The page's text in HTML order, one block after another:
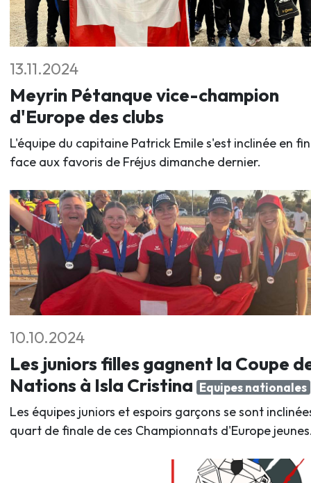
13.11.2024
Meyrin Pétanque vice-champion
d'Europe des clubs
L'équipe du capitaine Patrick Emile s'est inclinée en
face aux favoris de Fréjus dimanche dernier.
10.10.2024
Les juniors filles gagnent la Coupe
Nations à Isla Cristina Equipes nationales
Les équipes juniors et espoirs garçons se sont
quart de finale de ces Championnats d'Europe